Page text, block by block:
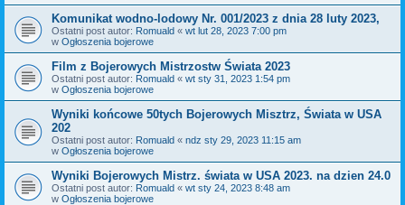
Komunikat wodno-lodowy Nr. 001/2023 z dnia 28 luty 2023,
Ostatni post autor: Romuald « wt lut 28, 2023 7:00 pm
w Ogłoszenia bojerowe
Film z Bojerowych Mistrzostw Świata 2023
Ostatni post autor: Romuald « wt sty 31, 2023 1:54 pm
w Ogłoszenia bojerowe
Wyniki końcowe 50tych Bojerowych Misztrz, Świata w USA
202
Ostatni post autor: Romuald « ndz sty 29, 2023 11:15 am
w Ogłoszenia bojerowe
Wyniki Bojerowych Mistrz. świata w USA 2023. na dzien 24.0
Ostatni post autor: Romuald « wt sty 24, 2023 8:48 am
w Ogłoszenia bojerowe